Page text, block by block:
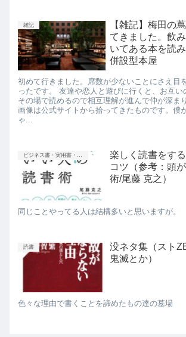
雑記
【雑記】梅田の
てきました。飲
いてある本を読
併設型本屋
初めて行きました。席数が少ないことにさえ目
ったです。 友達や恋人と遊びに行くと、お互い
その場で読めるので相互理解が進んで仲が深ま
画像は公式サイトから拾ってきたものです。僕
ゃ...
楽しく読書をす
コツ（参考：頭
術/尾藤 克之）
同じことやってる人は結構多いと思いますが。
読書
没ネタ集（スト
鬼滅とか）
色々な理由で書くことを諦めたもの達の墓場